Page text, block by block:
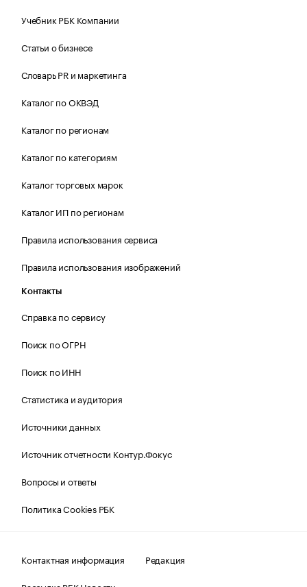
Учебник РБК Компании
Статьи о бизнесе
Словарь PR и маркетинга
Каталог по ОКВЭД
Каталог по регионам
Каталог по категориям
Каталог торговых марок
Каталог ИП по регионам
Правила использования сервиса
Правила использования изображений
Контакты
Справка по сервису
Поиск по ОГРН
Поиск по ИНН
Статистика и аудитория
Источники данных
Источник отчетности Контур.Фокус
Вопросы и ответы
Политика Cookies РБК
Контактная информация
Редакция